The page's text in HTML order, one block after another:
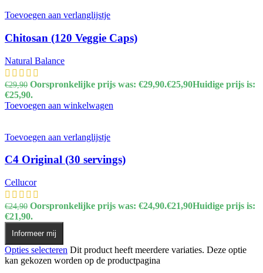
Toevoegen aan verlanglijstje
Chitosan (120 Veggie Caps)
Natural Balance
€29,90 Oorspronkelijke prijs was: €29,90.€25,90Huidige prijs is:
€25,90.
Toevoegen aan winkelwagen
Toevoegen aan verlanglijstje
C4 Original (30 servings)
Cellucor
€24,90 Oorspronkelijke prijs was: €24,90.€21,90Huidige prijs is:
€21,90.
Informeer mij
Opties selecteren Dit product heeft meerdere variaties. Deze optie
kan gekozen worden op de productpagina